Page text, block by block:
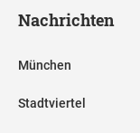
Nachrichten
München
Stadtviertel